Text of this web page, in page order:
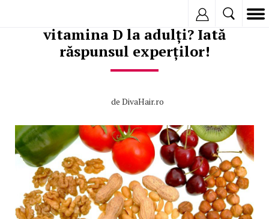
Este necesar consumul de
vitamina D la adulți? Iată
răspunsul experților!
de DivaHair.ro